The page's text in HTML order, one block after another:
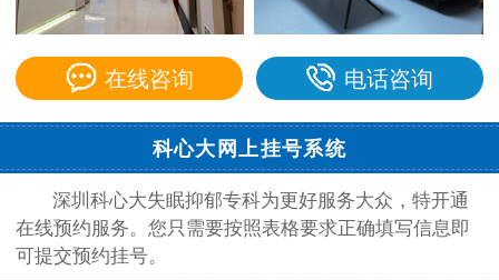
在线咨询 电话咨询
科心大网上挂号系统
深圳科心大失眠抑郁专科为更好服务大众，特开通
在线预约服务。您只需要按照表格要求正确填写信息即
可提交预约挂号。